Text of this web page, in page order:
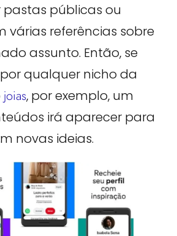
pastas públicas ou
várias referências sobre
assunto. Então, se
qualquer nicho da
joias, por exemplo, um
irá aparecer para
novas ideias.